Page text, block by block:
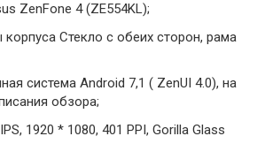
ZenFone 4 (ZE554KL);
Стекло с обеих сторон, рама
система Android 7,1 ( ZenUI 4.0), на
обзора;
1920 * 1080, 401 PPI, Gorilla Glass